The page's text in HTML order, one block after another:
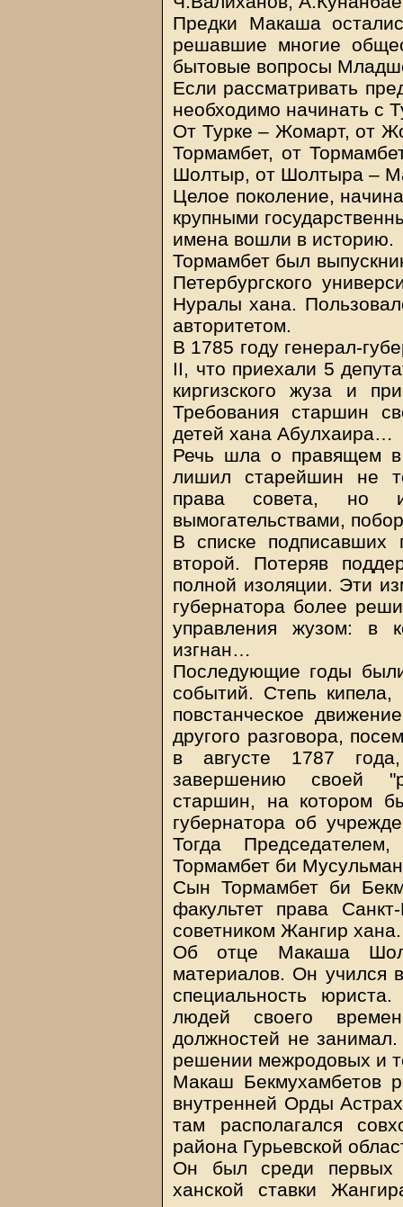
Предки Макаша
решавшие многие
бытовые вопросы
Если рассматривать
необходимо начинать с
От Турке – Жомарт, от
Тормамбет, от
Шолтыр, от Шолтыра –
Целое поколение,
крупными
имена вошли в историю.
Тормамбет был
Петербургского
Нуралы хана.
авторитетом.
В 1785 году генерал-
II, что приехали 5
киргизского жуза и
Требования старшин
детей хана Абулхаира…
Речь шла о правящем
лишил старейшин не
права совета, но
вымогательствами,
В списке
второй. Потеряв
полной изоляции. Эти
губернатора более
управления жузом: в
изгнан…
Последующие годы
событий. Степь
повстанческое
другого разговора,
в августе 1787
завершению своей
старшин, на котором
губернатора об
Тогда
Тормамбет би
Сын Тормамбет би
факультет права
советником Жангир хана.
Об отце Макаша
материалов. Он учился
специальность
людей своего
должностей не
решении межродовых и
Макаш Бекмухамбетов
внутренней Орды
там располагался
района Гурьевской
Он был среди первых
ханской ставки